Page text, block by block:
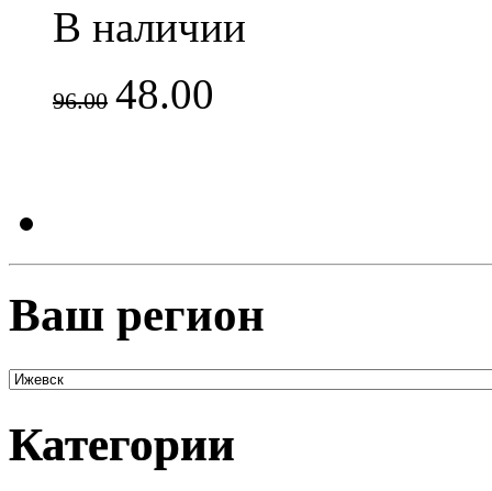
В наличии
96.00 48.00
Ваш регион
Категории